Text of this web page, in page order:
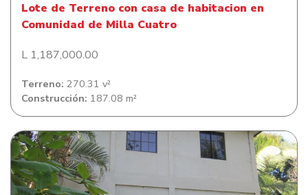
Lote de Terreno con casa de habitacion en
Comunidad de Milla Cuatro
L 1,187,000.00
Terreno: 270.31 v²
Construcción: 187.08 m²